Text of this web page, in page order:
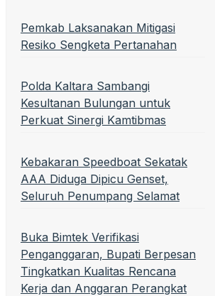
Pemkab Laksanakan Mitigasi
Resiko Sengketa Pertanahan
Polda Kaltara Sambangi
Kesultanan Bulungan untuk
Perkuat Sinergi Kamtibmas
Kebakaran Speedboat Sekatak
AAA Diduga Dipicu Genset,
Seluruh Penumpang Selamat
Buka Bimtek Verifikasi
Penganggaran, Bupati Berpesan
Tingkatkan Kualitas Rencana
Kerja dan Anggaran Perangkat